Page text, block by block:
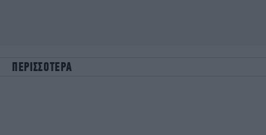
ΠΕΡΙΣΣΟΤΕΡΑ